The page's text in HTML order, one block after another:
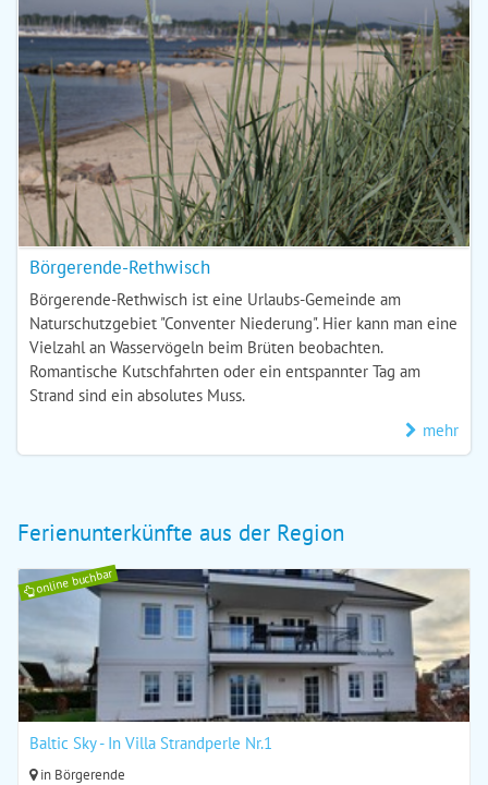
Börgerende-Rethwisch
Börgerende-Rethwisch ist eine Urlaubs-Gemeinde am
Naturschutzgebiet "Conventer Niederung". Hier kann man eine
Vielzahl an Wasservögeln beim Brüten beobachten.
Romantische Kutschfahrten oder ein entspannter Tag am
Strand sind ein absolutes Muss.
mehr
Ferienunterkünfte aus der Region
online buchbar
Baltic Sky - In Villa Strandperle Nr.1
in Börgerende